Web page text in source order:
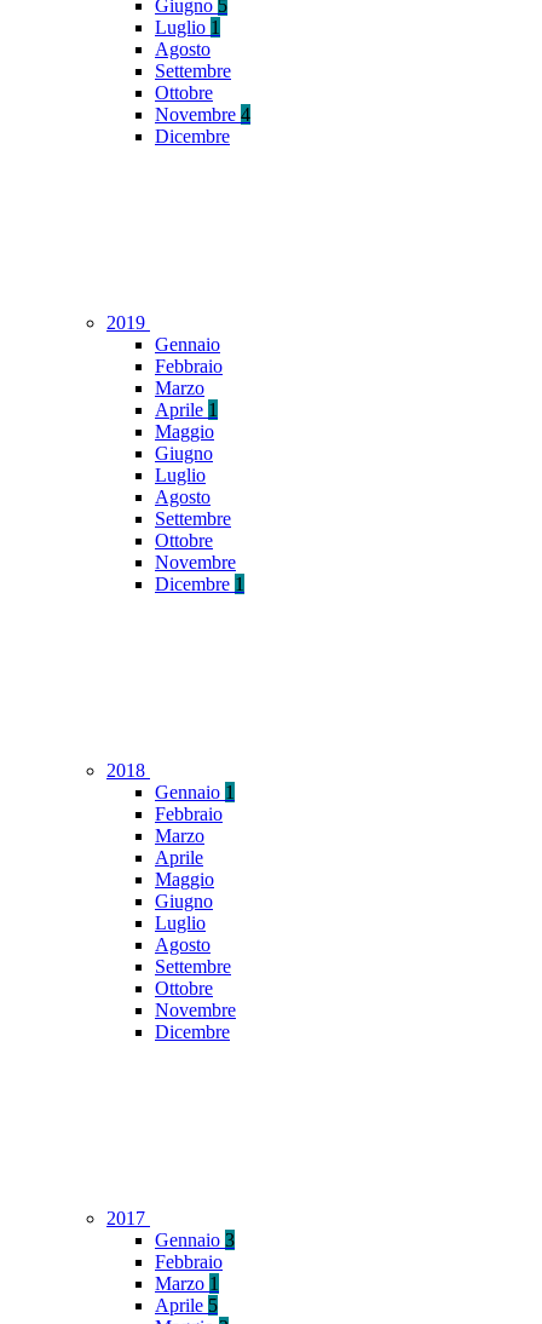
Giugno 5
Luglio 1
Agosto
Settembre
Ottobre
Novembre 4
Dicembre
2019
Gennaio
Febbraio
Marzo
Aprile 1
Maggio
Giugno
Luglio
Agosto
Settembre
Ottobre
Novembre
Dicembre 1
2018
Gennaio 1
Febbraio
Marzo
Aprile
Maggio
Giugno
Luglio
Agosto
Settembre
Ottobre
Novembre
Dicembre
2017
Gennaio 3
Febbraio
Marzo 1
Aprile 5